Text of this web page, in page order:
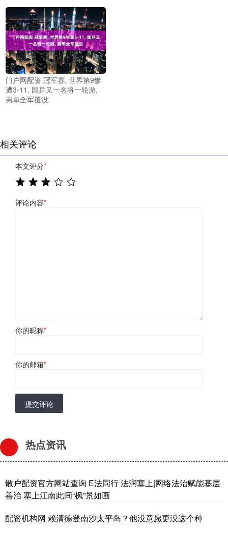
门户网配资 冠军赛, 世界第9惨
遭3-11, 国乒又一名将一轮游,
男单全军覆没
相关评论
本文评分*
评论内容*
你的昵称*
你的邮箱*
提交评论
热点资讯
散户配资官方网站查询 E法同行 法润塞上|网络法治赋能基层
善治 塞上江南此间“枫”景如画
配资机构网 赖清德登南沙太平岛？他没意愿更没这个种